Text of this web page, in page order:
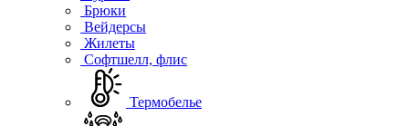
Брюки
Вейдерсы
Жилеты
Софтшелл, флис
Термобелье